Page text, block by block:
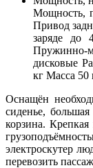
Мощность,
Привод
заряде до
дисковые
кг Масса 50
Оснащён
сиденье,
корзина.
электроскутер
перевозить